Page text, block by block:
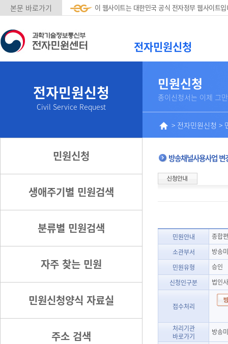
본문 바로가기 이 웹사이트는 대한민국 공식 전자정부 웹사이트
전자민원신청
전자민원신청
Civil Service Request
민원신청
생애주기별 민원검색
분류별 민원검색
자주 찾는 민원
민원신청양식 자료실
주소 검색
민원신청
종이신청서는 이제 그
> 전자민원신청 >
방송채널사용사업
민원안내
종합
소관부서
방송
민원유형
승인
신청인구분
법인
접수처리
처리기관
바로가기
방송